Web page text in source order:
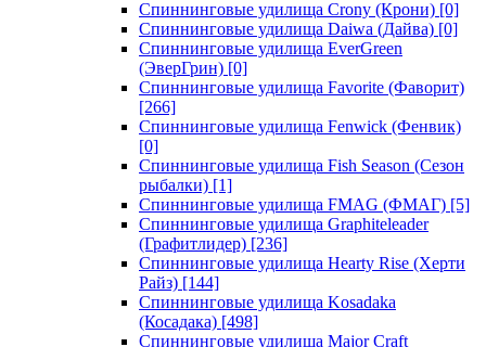
Спиннинговые удилища Crony (Крони) [0]
Спиннинговые удилища Daiwa (Дайва) [0]
Спиннинговые удилища EverGreen
(ЭверГрин) [0]
Спиннинговые удилища Favorite (Фаворит)
[266]
Спиннинговые удилища Fenwick (Фенвик)
[0]
Спиннинговые удилища Fish Season (Сезон
рыбалки) [1]
Спиннинговые удилища FMAG (ФМАГ) [5]
Спиннинговые удилища Graphiteleader
(Графитлидер) [236]
Спиннинговые удилища Hearty Rise (Херти
Райз) [144]
Спиннинговые удилища Kosadaka
(Косадака) [498]
Спиннинговые удилища Major Craft